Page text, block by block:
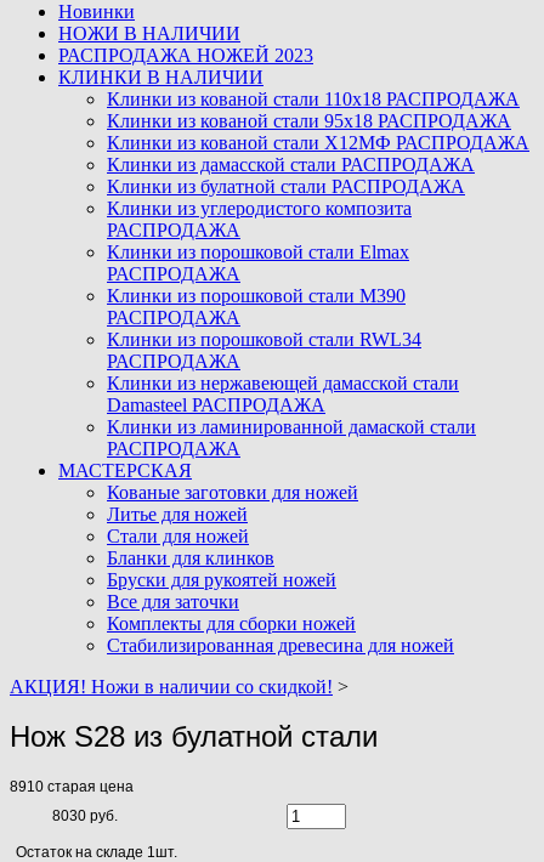
Новинки
НОЖИ В НАЛИЧИИ
РАСПРОДАЖА НОЖЕЙ 2023
КЛИНКИ В НАЛИЧИИ
Клинки из кованой стали 110х18 РАСПРОДАЖА
Клинки из кованой стали 95х18 РАСПРОДАЖА
Клинки из кованой стали Х12МФ РАСПРОДАЖА
Клинки из дамасской стали РАСПРОДАЖА
Клинки из булатной стали РАСПРОДАЖА
Клинки из углеродистого композита
РАСПРОДАЖА
Клинки из порошковой стали Elmax
РАСПРОДАЖА
Клинки из порошковой стали M390
РАСПРОДАЖА
Клинки из порошковой стали RWL34
РАСПРОДАЖА
Клинки из нержавеющей дамасской стали
Damasteel РАСПРОДАЖА
Клинки из ламинированной дамаской стали
РАСПРОДАЖА
МАСТЕРСКАЯ
Кованые заготовки для ножей
Литье для ножей
Стали для ножей
Бланки для клинков
Бруски для рукоятей ножей
Все для заточки
Комплекты для сборки ножей
Стабилизированная древесина для ножей
АКЦИЯ! Ножи в наличии со скидкой! >
Нож S28 из булатной стали
8910 старая цена
8030 руб.
Остаток на складе 1шт.